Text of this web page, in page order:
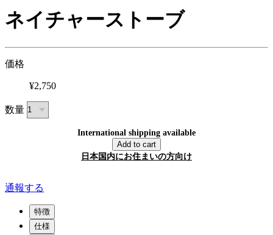
ネイチャーストーブ
価格
¥2,750
数量
International shipping available
Add to cart
日本国内にお住まいの方向け
通報する
特徴
仕様